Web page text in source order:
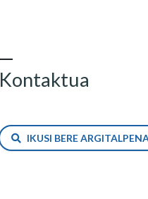
Kontaktua
IKUSI BERE